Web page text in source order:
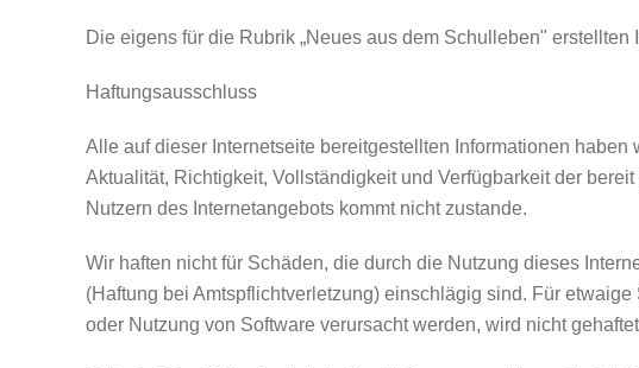
Die eigens für die Rubrik „Neues aus dem Schulleben"
Haftungsausschluss
Alle auf dieser Internetseite bereitgestellten Informationen
Aktualität, Richtigkeit, Vollständigkeit und Verfügbarkeit der
Nutzern des Internetangebots kommt nicht zustande.
Wir haften nicht für Schäden, die durch die Nutzung dieses
(Haftung bei Amtspflichtverletzung) einschlägig sind. Für
oder Nutzung von Software verursacht werden, wird nicht